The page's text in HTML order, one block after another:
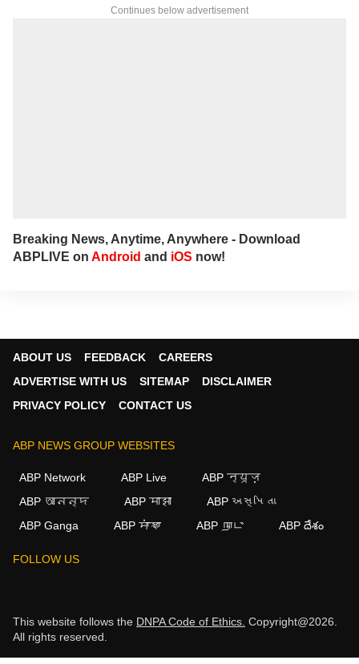
Continues below advertisement
Breaking News, Anytime, Anywhere - Download
ABPLIVE on Android and iOS now!
ABOUT US FEEDBACK
CAREERS
ADVERTISE WITH US
SITEMAP
DISCLAIMER
PRIVACY POLICY
CONTACT US
ABP NEWS GROUP WEBSITES
ABP Network ABP Live
ABP न्यूज़
ABP আনন্দ
ABP माझा
ABP અસ્મિતા
ABP Ganga
ABP ਸਾਂਝਾ ABP நாடு ABP దేశం
FOLLOW US
This website follows the DNPA Code of Ethics. Copyright@2026.
All rights reserved.